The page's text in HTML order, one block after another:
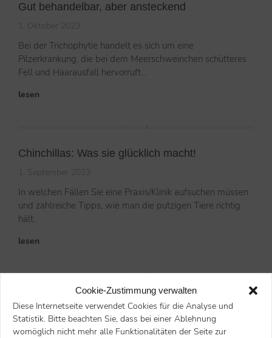
Cookie-Zustimmung verwalten
Diese Internetseite verwendet Cookies für die Analyse und
Statistik. Bitte beachten Sie, dass bei einer Ablehnung
womöglich nicht mehr alle Funktionalitäten der Seite zur
Gut behandelbar, aber ansteckend
1. Oktober 2023
Bei der Trichophytie handelt es sich um eine
Pilzerkrankung, die bei dem Meerschweinchen schütteres
Fell und Haarausfall hervorruft…
lesen
Chinchillas: Was sie glücklich macht!
1. September 2023
In welchen Fällen Sie eine Praxis/Klinik aufsuchen müssen
und zahlreiche Tipps, wie man die putzigen Tiere richtig
hält.
lesen
Meerschweinchen & Co.: Wertvolle Tipps
1. Februar 2023